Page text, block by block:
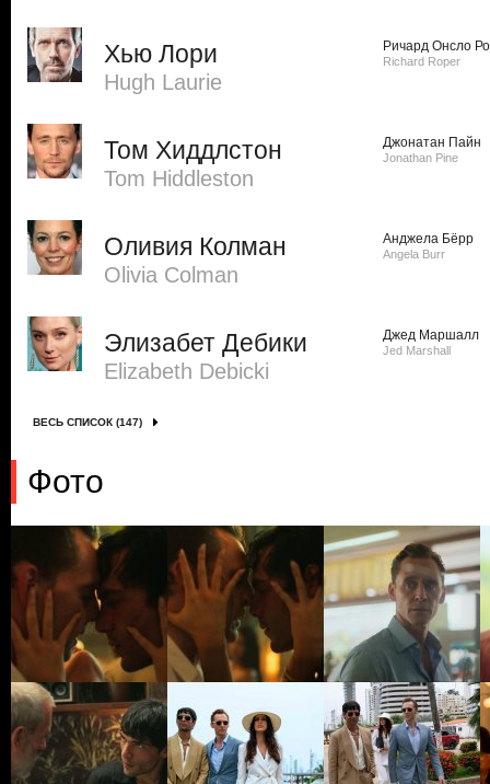
Хью Лори
Hugh Laurie
Ричард Онсло
Richard Roper
Том Хиддлстон
Tom Hiddleston
Джонатан Пайн
Jonathan Pine
Оливия Колман
Olivia Colman
Анджела Бёрр
Angela Burr
Элизабет Дебики
Elizabeth Debicki
Джед Маршалл
Jed Marshall
ВЕСЬ СПИСОК (147)
Фото